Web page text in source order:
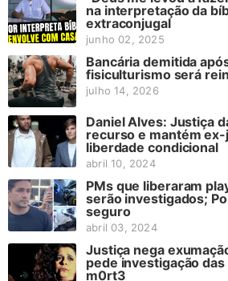
na interpretação da
extraconjugal
junho 02, 2025
Bancária demitida
fisiculturismo será
julho 14, 2026
Daniel Alves: Justiça
recurso e mantém
liberdade condicional
abril 10, 2024
PMs que liberaram
serão investigados;
seguro
abril 03, 2024
Justiça nega
pede investigação
m0rt3